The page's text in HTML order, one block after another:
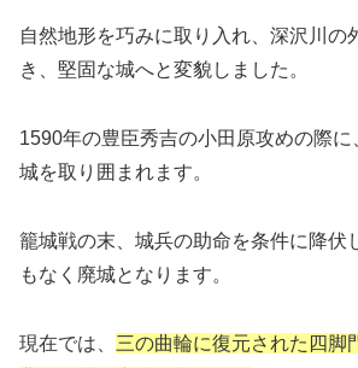
自然地形を巧みに取り入れ、深沢川の
き、堅固な城へと変貌しました。
1590年の豊臣秀吉の小田原攻めの際に
城を取り囲まれます。
籠城戦の末、城兵の助命を条件に降伏
もなく廃城となります。
現在では、 三の曲輪に復元された四脚